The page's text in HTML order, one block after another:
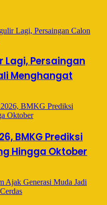
Lagi, Persaingan
Menghangat
BMKG Prediksi
Hingga Oktober